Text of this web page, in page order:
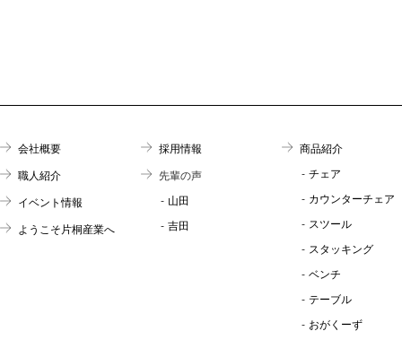
会社概要
職人紹介
イベント情報
ようこそ片桐産業へ
採用情報
先輩の声
山田
吉田
商品紹介
チェア
カウンターチェア
スツール
スタッキング
ベンチ
テーブル
おがくーず